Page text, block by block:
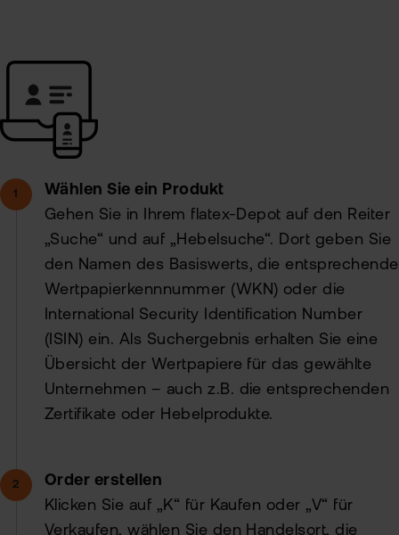
Wählen Sie ein Produkt
Gehen Sie in Ihrem flatex-Depot auf den Reiter
„Suche“ und auf „Hebelsuche“. Dort geben Sie
den Namen des Basiswerts, die entsprechende
Wertpapierkennnummer (WKN) oder die
International Security Identification Number
(ISIN) ein. Als Suchergebnis erhalten Sie eine
Übersicht der Wertpapiere für das gewählte
Unternehmen – auch z.B. die entsprechenden
Zertifikate oder Hebelprodukte.
Order erstellen
Klicken Sie auf „K“ für Kaufen oder „V“ für
Verkaufen, wählen Sie den Handelsort, die